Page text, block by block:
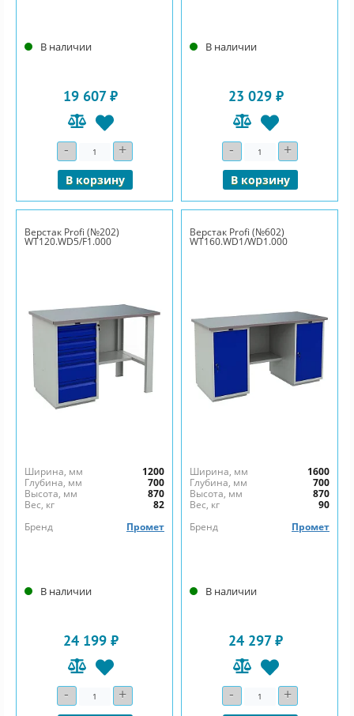
В наличии
19 607 ₽
- Количество+
В корзину
В наличии
23 029 ₽
- Количество+
В корзину
Верстак Profi (№202)
WT120.WD5/F1.000
Ширина, мм
1200
Глубина, мм
700
Высота, мм
870
Вес, кг
82
Бренд
Промет
В наличии
24 199 ₽
- Количество+
Верстак Profi (№602)
WT160.WD1/WD1.000
Ширина, мм
1600
Глубина, мм
700
Высота, мм
870
Вес, кг
90
Бренд
Промет
В наличии
24 297 ₽
- Количество+